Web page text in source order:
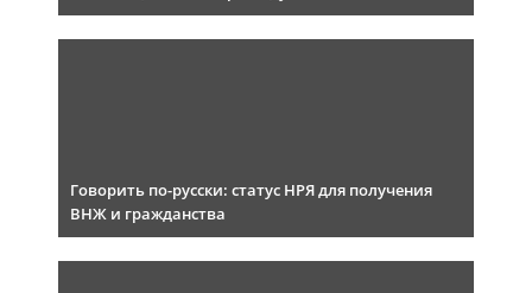
Говорить по-русски: статус НРЯ для получения
ВНЖ и гражданства